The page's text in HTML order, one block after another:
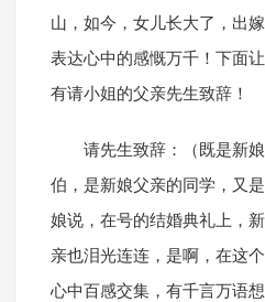
山，如今，女儿长大了，出
表达心中的感慨万千！下面
有请小姐的父亲先生致辞！
请先生致辞：（既是新
伯，是新娘父亲的同学，又
娘说，在号的结婚典礼上，
亲也泪光连连，是啊，在这
心中百感交集，有千言万语